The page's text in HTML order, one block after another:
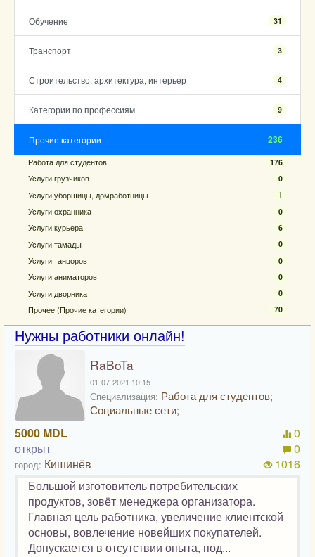
Обучение 31
Транспорт 3
Строительство, архитектура, интерьер 4
Категории по профессиям 9
Прочие категории 236
Работа для студентов 176
Услуги грузчиков 0
Услуги уборщицы, домработницы 1
Услуги охранника 0
Услуги курьера 6
Услуги тамады 0
Услуги танцоров 0
Услуги аниматоров 0
Услуги дворника 0
Прочее (Прочие категории) 70
Нужны работники онлайн!
RaBoTa
01-07-2021 10:15
Специализация: Работа для студентов;
Социальные сети;
5000 MDL
открыт
город: Кишинёв
0
0
1016
Большой изготовитель потребительских
продуктов, зовёт менеджера организатора.
Главная цель работника, увеличение клиентской
основы, вовлечение новейших покупателей.
Допускается в отсутствии опыта, под...